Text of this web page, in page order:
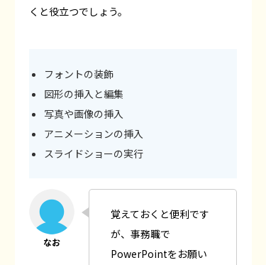
くと役立つでしょう。
フォントの装飾
図形の挿入と編集
写真や画像の挿入
アニメーションの挿入
スライドショーの実行
覚えておくと便利です
が、事務職で
PowerPointをお願い